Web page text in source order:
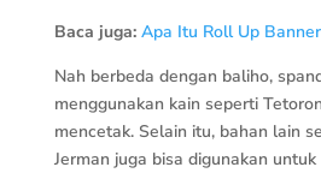
Baca juga: Apa Itu Roll Up
Nah berbeda dengan baliho,
menggunakan kain seperti
mencetak. Selain itu, bahan lain
Jerman juga bisa digunakan